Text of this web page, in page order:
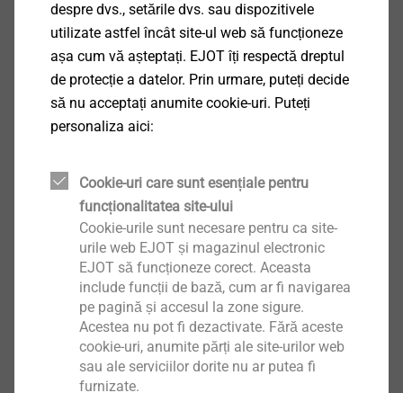
Rozetă SBH-T 65/25
Scule și accesorii ETICS
Vizualizare produs
ejotherm ®
STR-tool biți de
rezervă
Scule și accesorii ETICS
Vizualizare produs
despre dvs., setările dvs. sau dispozitivele
utilizate astfel încât site-ul web să funcționeze
așa cum vă așteptați. EJOT îți respectă dreptul
de protecție a datelor. Prin urmare, puteți decide
să nu acceptați anumite cookie-uri. Puteți
personaliza aici:
Cookie-uri care sunt esențiale pentru
funcționalitatea site-ului
Cookie-urile sunt necesare pentru ca site-
urile web EJOT și magazinul electronic
EJOT să funcționeze corect. Aceasta
include funcții de bază, cum ar fi navigarea
pe pagină și accesul la zone sigure.
Acestea nu pot fi dezactivate. Fără aceste
cookie-uri, anumite părți ale site-urilor web
sau ale serviciilor dorite nu ar putea fi
furnizate.